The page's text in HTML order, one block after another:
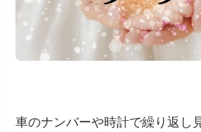
車のナンバーや時計で繰り返し